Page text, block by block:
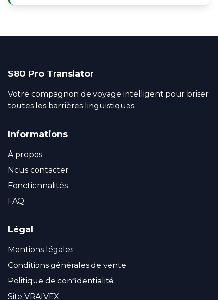
S80 Pro Translator
Votre compagnon de voyage intelligent pour briser
toutes les barrières linguistiques.
Informations
À propos
Nous contacter
Fonctionnalités
FAQ
Légal
Mentions légales
Conditions générales de vente
Politique de confidentialité
Site VRAIVEX